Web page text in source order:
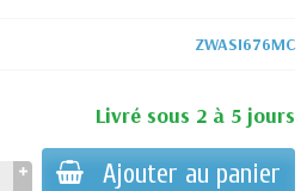
ZWASI676MC
Livré sous 2 à 5 jours
Ajouter au panier